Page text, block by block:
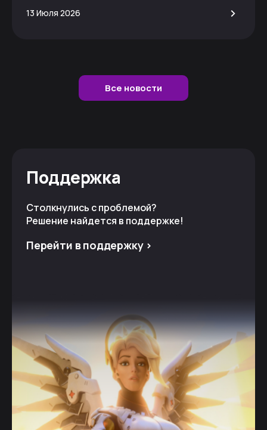
13 Июля 2026 >
Все новости
Поддержка
Столкнулись с проблемой?
Решение найдется в поддержке!
Перейти в поддержку >